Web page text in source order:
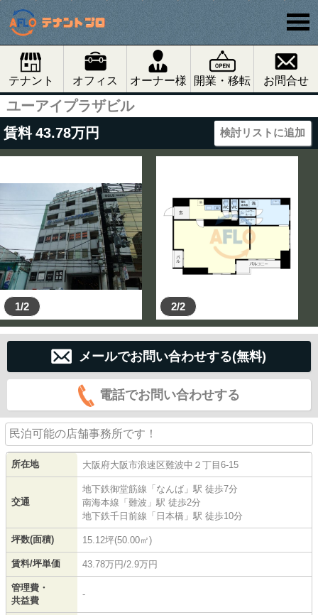
テナント オフィス オーナー様 開業・移転 お問合せ
ユーアイプラザビル
賃料 43.78万円 検討リストに追加
1/2 2/2
メールでお問い合わせする(無料)
電話でお問い合わせする
民泊可能の店舗事務所です！
所在地 大阪府大阪市浪速区難波中 ２丁目6-15
交通
地下鉄御堂筋線 「なんば 」駅 徒歩7分
南海本線 「難波 」駅 徒歩2分
地下鉄千日前線 「 日本橋 」駅 徒歩10分
坪数(面積) 15.12坪(50.00㎡)
賃料/坪単価 43.78万円/2.9万円
管理費・
共益費
-